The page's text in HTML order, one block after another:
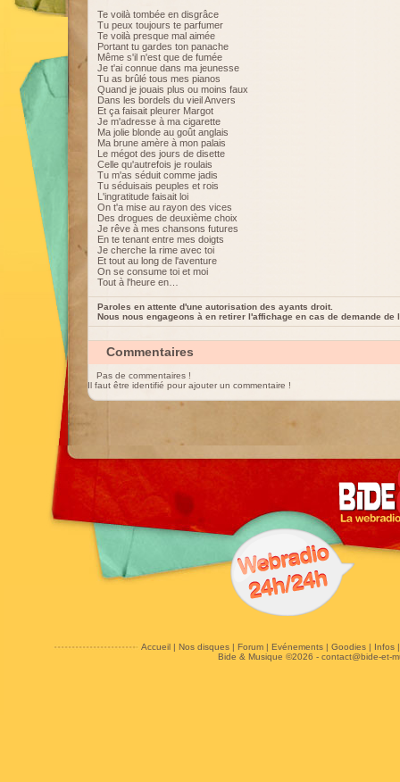
Te voilà tombée en disgrâce
Tu peux toujours te parfumer
Te voilà presque mal aimée
Portant tu gardes ton panache
Même s'il n'est que de fumée
Je t'ai connue dans ma jeunesse
Tu as brûlé tous mes pianos
Quand je jouais plus ou moins faux
Dans les bordels du vieil Anvers
Et ça faisait pleurer Margot
Je m'adresse à ma cigarette
Ma jolie blonde au goût anglais
Ma brune amère à mon palais
Le mégot des jours de disette
Celle qu'autrefois je roulais
Tu m'as séduit comme jadis
Tu séduisais peuples et rois
L'ingratitude faisait loi
On t'a mise au rayon des vices
Des drogues de deuxième choix
Je rêve à mes chansons futures
En te tenant entre mes doigts
Je cherche la rime avec toi
Et tout au long de l'aventure
On se consume toi et moi
Tout à l'heure en…
Paroles en attente d'une autorisation des ayants droit.
Nous nous engageons à en retirer l'affichage en cas de demande de
Commentaires
Pas de commentaires !
Il faut être identifié pour ajouter un commentaire !
Accueil| Nos disques| Forum| Evénements| Goodies| Infos
Bide & Musique ©2026 - contact@bide-et-